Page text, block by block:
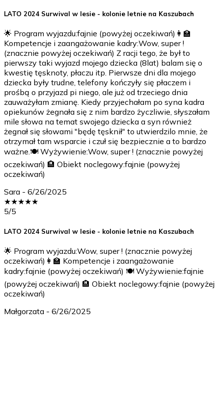
LATO 2024 Surwival w lesie - kolonie letnie na Kaszubach
🌟 Program wyjazdu:fajnie (powyżej oczekiwań)👩‍🏫
Kompetencje i zaangażowanie kadry:Wow, super !
(znacznie powyżej oczekiwań) Z racji tego, że był to
pierwszy taki wyjazd mojego dziecka (8lat) balam się o
kwestię tęsknoty, płaczu itp. Pierwsze dni dla mojego
dziecka były trudne, telefony kończyły się płaczem i
prośbą o przyjazd pi niego, ale już od trzeciego dnia
zauważyłam zmianę. Kiedy przyjechałam po syna kadra
opiekunów żegnała się z nim bardzo życzliwie, słyszałam
mile słowa na temat swojego dziecka a syn również
żegnał się słowami "będę tęsknił" to utwierdzilo mnie, że
otrzymał tam wsparcie i czuł się bezpiecznie a to bardzo
ważne.🍽️ Wyżywienie:Wow, super ! (znacznie powyżej
oczekiwań) 🏨 Obiekt noclegowy:fajnie (powyżej
oczekiwań)
Sara - 6/26/2025
★★★★★
5/5
LATO 2024 Surwival w lesie - kolonie letnie na Kaszubach
🌟 Program wyjazdu:Wow, super ! (znacznie powyżej
oczekiwań)👩‍🏫 Kompetencje i zaangażowanie
kadry:fajnie (powyżej oczekiwań) 🍽️ Wyżywienie:fajnie
(powyżej oczekiwań) 🏨 Obiekt noclegowy:fajnie (powyżej
oczekiwań)
Małgorzata - 6/26/2025